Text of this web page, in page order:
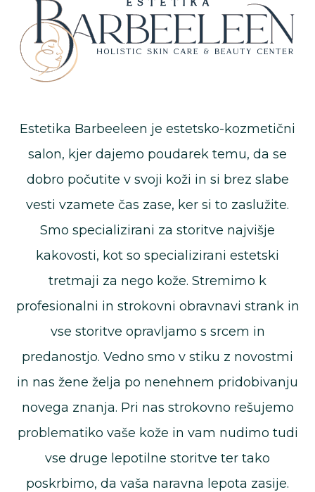
Estetika Barbeeleen je estetsko-kozmetični
salon, kjer dajemo poudarek temu, da se
dobro počutite v svoji koži in si brez slabe
vesti vzamete čas zase, ker si to zaslužite.
Smo specializirani za storitve najvišje
kakovosti, kot so specializirani estetski
tretmaji za nego kože. Stremimo k
profesionalni in strokovni obravnavi strank in
vse storitve opravljamo s srcem in
predanostjo. Vedno smo v stiku z novostmi
in nas žene želja po nenehnem pridobivanju
novega znanja. Pri nas strokovno rešujemo
problematiko vaše kože in vam nudimo tudi
vse druge lepotilne storitve ter tako
poskrbimo, da vaša naravna lepota zasije.